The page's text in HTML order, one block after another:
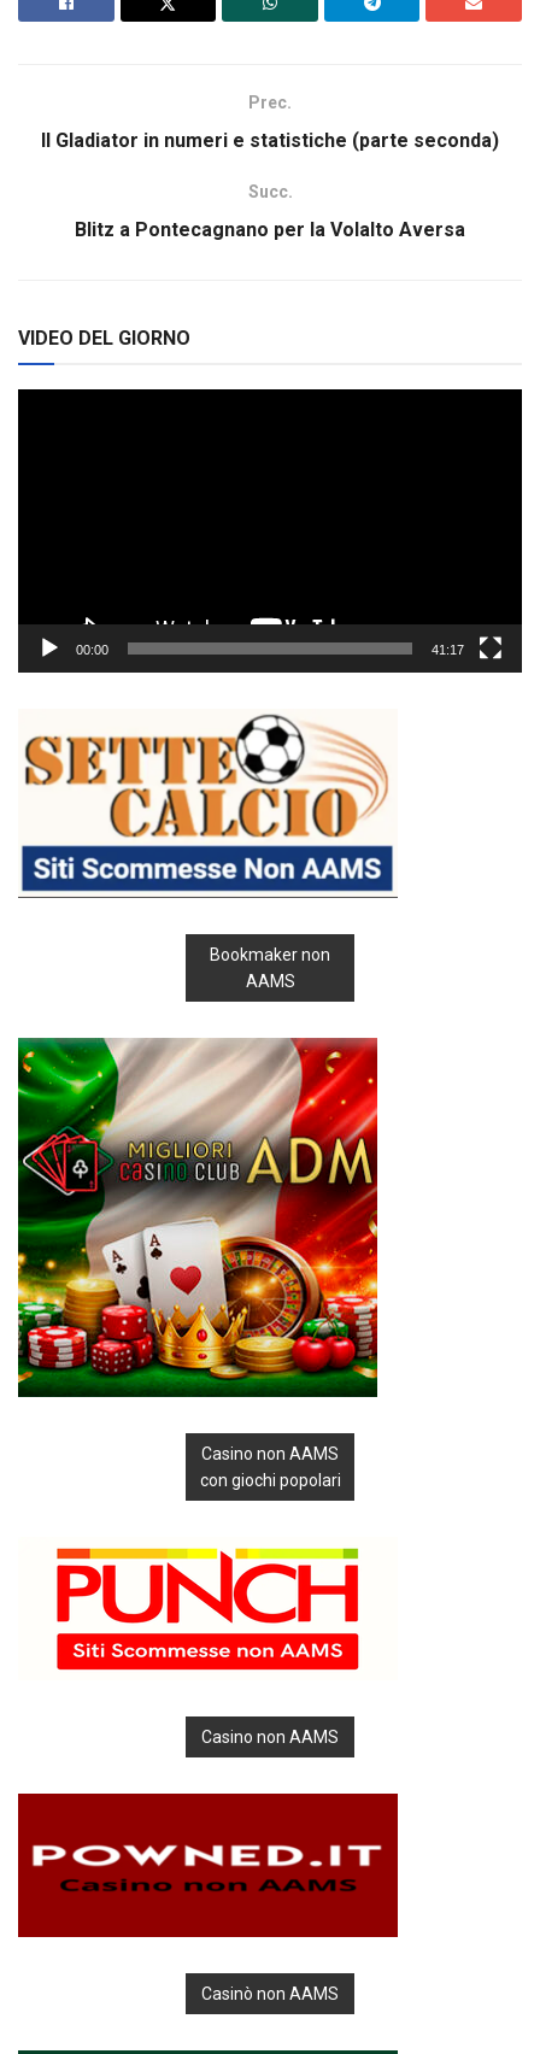
Prec.
Il Gladiator in numeri e statistiche (parte seconda)
Succ.
Blitz a Pontecagnano per la Volalto Aversa
VIDEO DEL GIORNO
00:00 41:17
Bookmaker non
AAMS
Casino non AAMS
con giochi popolari
Casino non AAMS
Casinò non AAMS